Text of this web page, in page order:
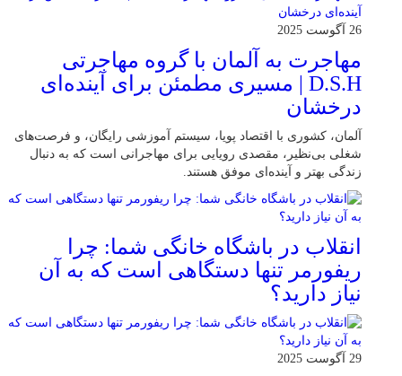
26 آگوست 2025
مهاجرت به آلمان با گروه مهاجرتی
D.S.H | مسیری مطمئن برای آینده‌ای
درخشان
آلمان، کشوری با اقتصاد پویا، سیستم آموزشی رایگان، و فرصت‌های
شغلی بی‌نظیر، مقصدی رویایی برای مهاجرانی است که به دنبال
زندگی بهتر و آینده‌ای موفق هستند.
انقلاب در باشگاه خانگی شما: چرا
ریفورمر تنها دستگاهی است که به آن
نیاز دارید؟
29 آگوست 2025